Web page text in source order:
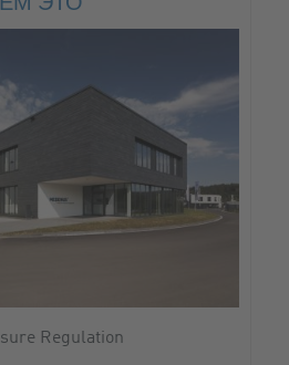
ЭТО
Regulation